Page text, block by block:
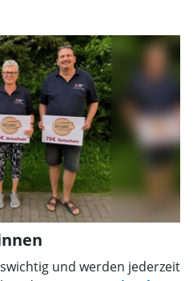
und werden jederzeit